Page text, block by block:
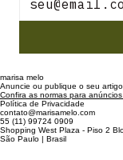
marisa melo
Anuncie ou publique o seu artigo
Confira as normas para
Política de Privacidade
contato@marisamelo.com
55 (11) 99724 0909
Shopping West Plaza - Piso 2
São Paulo | Brasil